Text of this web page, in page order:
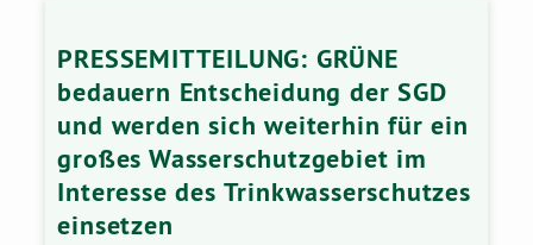
PRESSEMITTEILUNG: GRÜNE
bedauern Entscheidung der SGD
und werden sich weiterhin für ein
großes Wasserschutzgebiet im
Interesse des Trinkwasserschutzes
einsetzen